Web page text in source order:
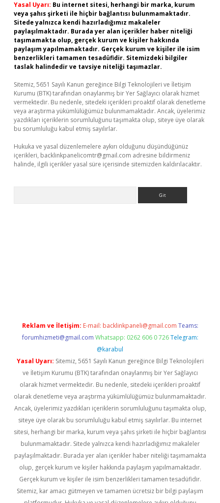
Yasal Uyarı: Bu internet sitesi, herhangi bir marka, kurum
veya şahıs şirketi ile hiçbir bağlantısı bulunmamaktadır.
Sitede yalnızca kendi hazırladığımız makaleler
paylaşılmaktadır. Burada yer alan içerikler haber niteliği
taşımamakta olup, gerçek kurum ve kişiler hakkında
paylaşım yapılmamaktadır. Gerçek kurum ve kişiler ile isim
benzerlikleri tamamen tesadüfidir. Sitemizdeki bilgiler
taslak halindedir ve tavsiye niteliği taşımazlar.
Sitemiz, 5651 Sayılı Kanun gereğince Bilgi Teknolojileri ve İletişim
Kurumu (BTK) tarafından onaylanmış bir Yer Sağlayıcı olarak hizmet
vermektedir. Bu nedenle, sitedeki içerikleri proaktif olarak denetleme
veya araştırma yükümlülüğümüz bulunmamaktadır. Ancak, üyelerimiz
yazdıkları içeriklerin sorumluluğunu taşımakta olup, siteye üye olarak
bu sorumluluğu kabul etmiş sayılırlar.
Hukuka ve yasal düzenlemelere aykırı olduğunu düşündüğünüz
içerikleri, backlinkpanelicomtr@gmail.com adresine bildirmeniz
halinde, ilgili içerikler yasal süre içerisinde sitemizden kaldırılacaktır.
Reklam ve İletişim: E-mail: backlinkpaneli@gmail.com Teams:
forumhizmeti@gmail.com Whatsapp: 0262 606 0 726 Telegram:
@karabul
Yasal Uyarı: Sitemiz, 5651 Sayılı Kanun gereğince Bilgi Teknolojileri
ve İletişim Kurumu (BTK) tarafından onaylanmış bir Yer Sağlayıcı
olarak hizmet vermektedir. Bu nedenle, sitedeki içerikleri proaktif
olarak denetleme veya araştırma yükümlülüğümüz bulunmamaktadır.
Ancak, üyelerimiz yazdıkları içeriklerin sorumluluğunu taşımakta olup,
siteye üye olarak bu sorumluluğu kabul etmiş sayılırlar. Bu internet
sitesi, herhangi bir marka, kurum veya şahıs şirketi ile hiçbir bağlantısı
bulunmamaktadır. Sitede yalnızca kendi hazırladığımız makaleler
paylaşılmaktadır. Burada yer alan içerikler haber niteliği taşımamakta
olup, gerçek kurum ve kişiler hakkında paylaşım yapılmamaktadır.
Gerçek kurum ve kişiler ile isim benzerlikleri tamamen tesadüfidir.
Sitemiz, kar amacı gütmeyen ve tamamen ücretsiz bir bilgi paylaşım